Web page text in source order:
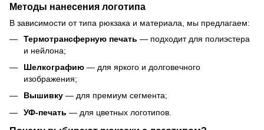
Методы нанесения логотипа
В зависимости от типа рюкзака и материала, мы предлагаем:
Термотрансферную печать — подходит для полиэстера
и нейлона;
Шелкографию — для яркого и долговечного
изображения;
Вышивку — для премиум сегмента;
УФ-печать — для цветных логотипов.